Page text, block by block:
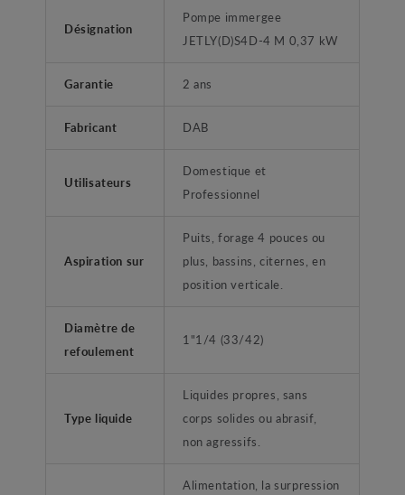
Désignation
Pompe immergee
JETLY(D)S4D-4 M 0,37 kW
Garantie 2 ans
Fabricant DAB
Utilisateurs
Domestique et
Professionnel
Aspiration sur
Puits, forage 4 pouces ou
plus, bassins, citernes, en
position verticale.
Diamètre de
refoulement
1"1/4 (33/42)
Type liquide
Liquides propres, sans
corps solides ou abrasif,
non agressifs.
Alimentation, la surpression